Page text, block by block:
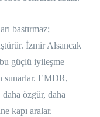
bastırmaz;
İzmir Alsancak
bu güçlü iyileşme
sunarlar. EMDR,
özgür, daha
kapı aralar.